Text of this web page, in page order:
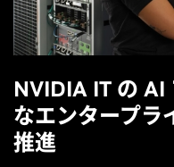
NVIDIA IT の AI
なエンタープラ
推進